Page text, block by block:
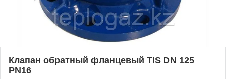
Клапан обратный фланцевый TIS DN 125
PN16